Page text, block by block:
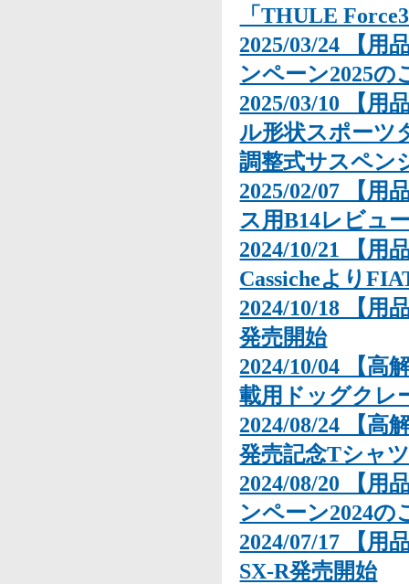
「THULE
2025/03/24 【用
ンペーン2025の
2025/03/10 【用
ル形状スポーツ
調整式サスペン
2025/02/07 【用
ス用B14レビュ
2024/10/21 【用
Cassicheより
2024/10/18 【用
発売開始
2024/10/04 【高
載用ドッグクレ
2024/08/24 【高
発売記念Tシャ
2024/08/20 【用
ンペーン2024の
2024/07/17 【用
SX-R発売開始